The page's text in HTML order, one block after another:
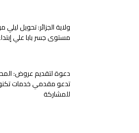
ولاية الجزائر: تحويل
مستوى جسر بابا علي
دعوة لتقديم عروض:
تدعو مقدمي خدمات
للمشاركة